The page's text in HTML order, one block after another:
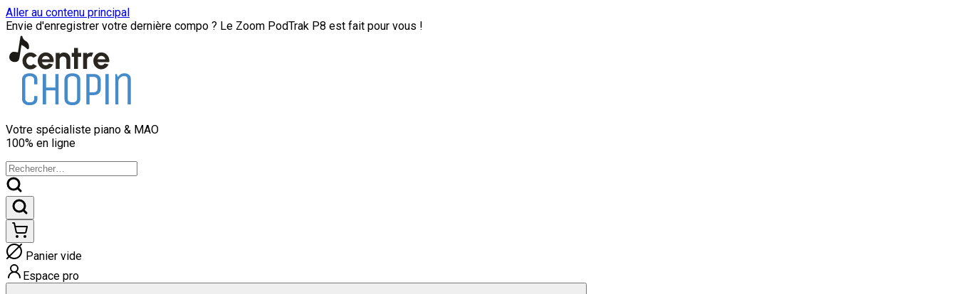
Aller au contenu principal
Envie d'enregistrer votre dernière compo ? Le Zoom PodTrak P8 est fait pour vous !
Votre spécialiste piano & MAO
100% en ligne
Panier vide
Espace pro